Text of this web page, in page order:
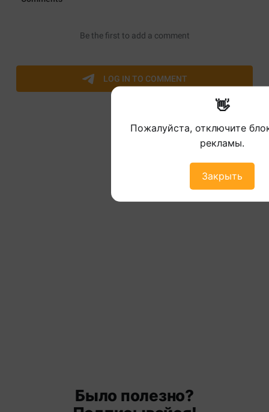
👋
Пожалуйста, отключите
рекламы.
Закрыть
Было полезно?